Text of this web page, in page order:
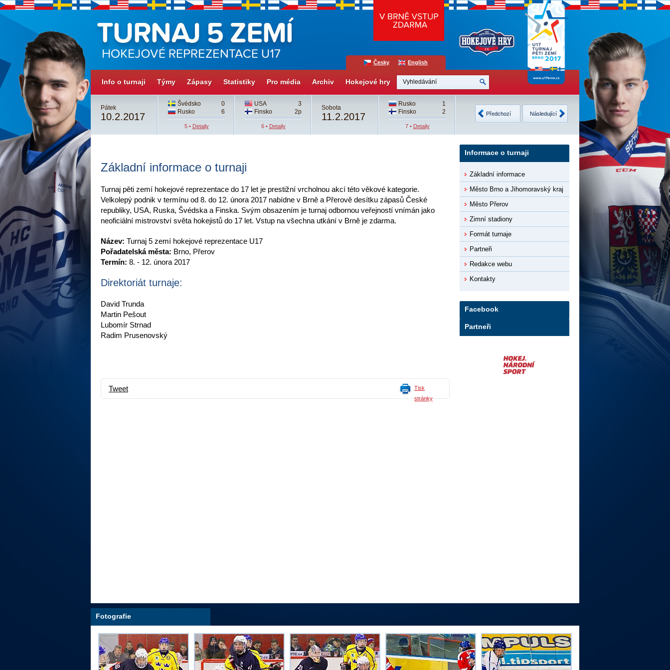
Česky English
Info o turnaji Týmy Zápasy Statistiky Pro média Archiv Hokejové hry
Česko
3
Švédsko
4sn
4 •Detaily
Pátek
10.2.2017
Švédsko
0
Rusko
6
5 • Detaily
USA
3
Finsko
2p
6 • Detaily
Sobota
11.2.2017
Rusko
1
Finsko
2
7 • Detaily
Česko
2
USA
Neděle
12.2.2017
Finsko
Švédsko
9 • Detaily
Předchozí Následující
Základní informace o turnaji
Turnaj pěti zemí hokejové reprezentace do 17 let je prestižní vrcholnou akcí této věkové kategorie.
Velkolepý podnik v termínu od 8. do 12. února 2017 nabídne v Brně a Přerově desítku zápasů České
republiky, USA, Ruska, Švédska a Finska. Svým obsazením je turnaj odbornou veřejností vnímán jako
neoficiální mistrovství světa hokejistů do 17 let. Vstup na všechna utkání v Brně je zdarma.
Název: Turnaj 5 zemí hokejové reprezentace U17
Pořadatelská města: Brno, Přerov
Termín: 8. - 12. února 2017
Direktoriát turnaje:
David Trunda
Martin Pešout
Lubomír Strnad
Radim Prusenovský
Tweet
Tisk
stránky
Informace o turnaji
Základní informace
Město Brno a Jihomoravský kraj
Město Přerov
Zimní stadiony
Formát turnaje
Partneři
Redakce webu
Kontakty
Facebook
Partneři
Fotografie